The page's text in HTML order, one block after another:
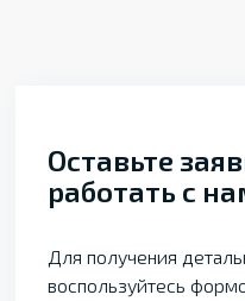
Оставьте
работать с
Для получения
воспользуйтесь